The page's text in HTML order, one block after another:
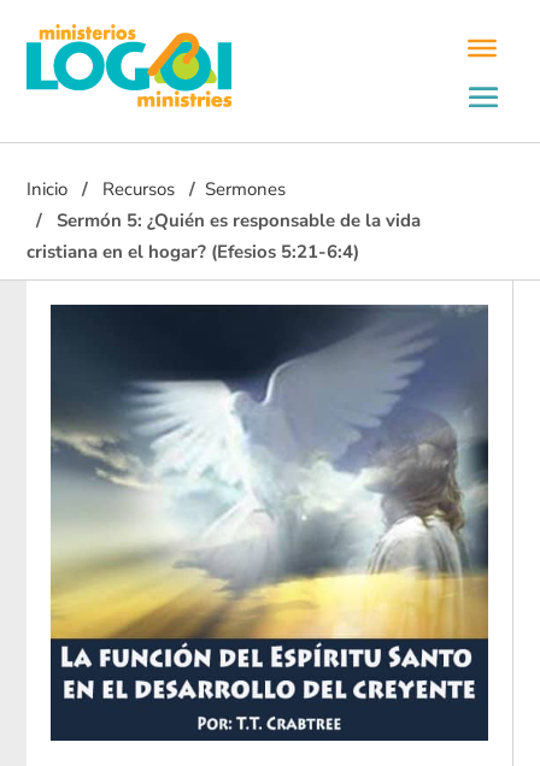
Inicio Recursos
Sermones
Sermón 5: ¿Quién es responsable de la vida
cristiana en el hogar? (Efesios 5:21-6:4)